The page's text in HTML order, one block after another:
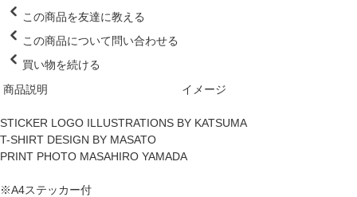
この商品を友達に教える
この商品について問い合わせる
買い物を続ける
商品説明
イメージ
STICKER LOGO ILLUSTRATIONS BY KATSUMA
T-SHIRT DESIGN BY MASATO
PRINT PHOTO MASAHIRO YAMADA
※A4ステッカー付